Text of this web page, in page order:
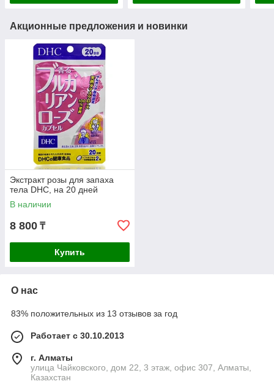
Акционные предложения и новинки
Экстракт розы для запаха
тела DHC, на 20 дней
В наличии
8 800 ₸
Купить
О нас
83% положительных из 13 отзывов за год
Работает с 30.10.2013
г. Алматы
улица Чайковского, дом 22, 3 этаж, офис 307, Алматы,
Казахстан